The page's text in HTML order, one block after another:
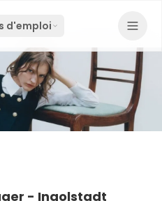
d'emploi
- Ingolstadt